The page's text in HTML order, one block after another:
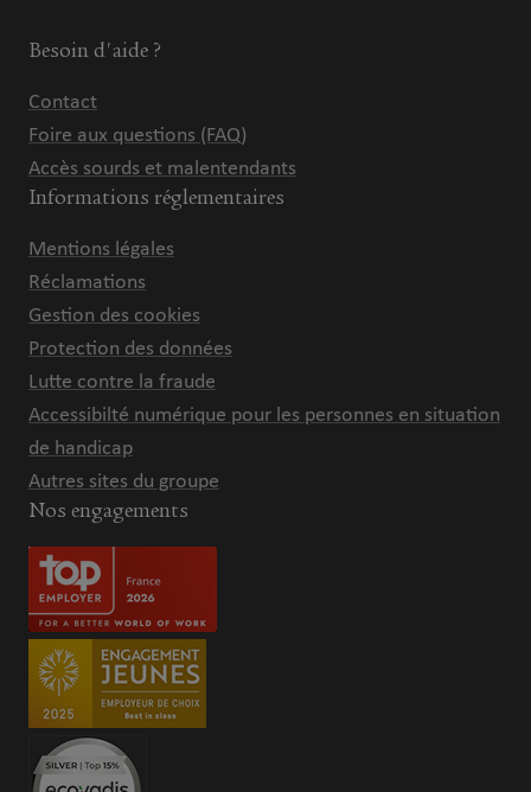
Besoin d'aide ?
Contact
Foire aux questions (FAQ)
Accès sourds et malentendants
Informations réglementaires
Mentions légales
Réclamations
Gestion des cookies
Protection des données
Lutte contre la fraude
Accessibilté numérique pour les personnes en situation
de handicap
Autres sites du groupe
Nos engagements